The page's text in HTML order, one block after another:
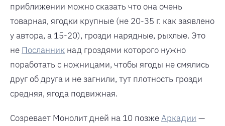
приближении можно сказать что она очень
товарная, ягодки крупные (не 20-35 г. как заявлено
у автора, а 15-20), грозди нарядные, рыхлые. Это
не Посланник над гроздями которого нужно
поработать с ножницами, чтобы ягоды не смялись
друг об друга и не загнили, тут плотность грозди
средняя, ягода подвижная.
Созревает Монолит дней на 10 позжеАркадии —